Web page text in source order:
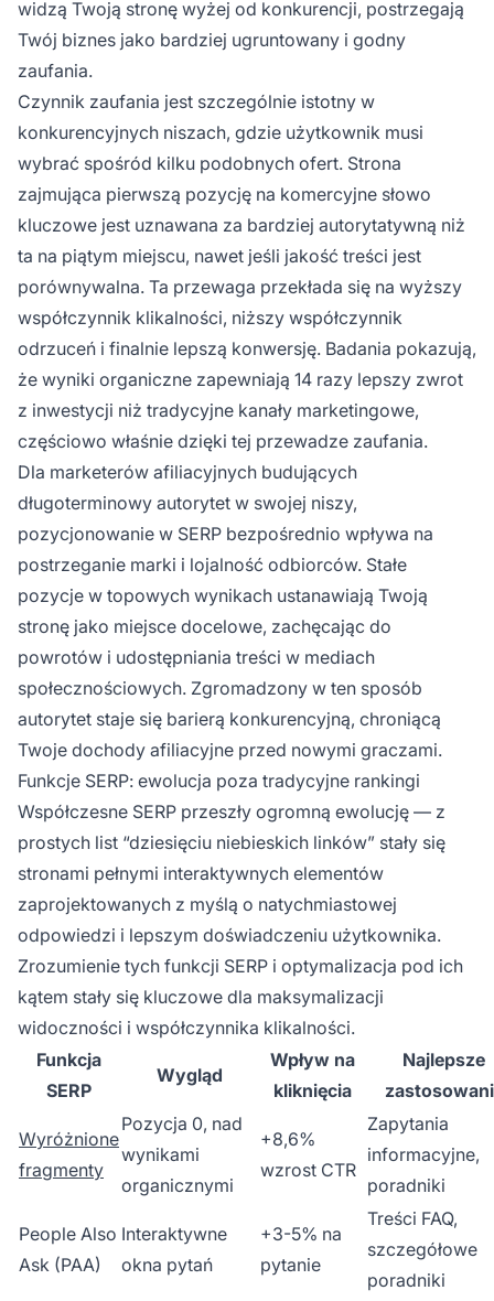
widzą Twoją stronę wyżej od konkurencji, postrzegają
Twój biznes jako bardziej ugruntowany i godny
zaufania.
Czynnik zaufania jest szczególnie istotny w
konkurencyjnych niszach, gdzie użytkownik musi
wybrać spośród kilku podobnych ofert. Strona
zajmująca pierwszą pozycję na komercyjne słowo
kluczowe jest uznawana za bardziej autorytatywną niż
ta na piątym miejscu, nawet jeśli jakość treści jest
porównywalna. Ta przewaga przekłada się na wyższy
współczynnik klikalności, niższy współczynnik
odrzuceń i finalnie lepszą konwersję. Badania pokazują,
że wyniki organiczne zapewniają 14 razy lepszy zwrot
z inwestycji niż tradycyjne kanały marketingowe,
częściowo właśnie dzięki tej przewadze zaufania.
Dla marketerów afiliacyjnych budujących
długoterminowy autorytet w swojej niszy,
pozycjonowanie w SERP bezpośrednio wpływa na
postrzeganie marki i lojalność odbiorców. Stałe
pozycje w topowych wynikach ustanawiają Twoją
stronę jako miejsce docelowe, zachęcając do
powrotów i udostępniania treści w mediach
społecznościowych. Zgromadzony w ten sposób
autorytet staje się barierą konkurencyjną, chroniącą
Twoje dochody afiliacyjne przed nowymi graczami.
Funkcje SERP: ewolucja poza tradycyjne rankingi
Współczesne SERP przeszły ogromną ewolucję — z
prostych list “dziesięciu niebieskich linków” stały się
stronami pełnymi interaktywnych elementów
zaprojektowanych z myślą o natychmiastowej
odpowiedzi i lepszym doświadczeniu użytkownika.
Zrozumienie tych funkcji SERP i optymalizacja pod ich
kątem stały się kluczowe dla maksymalizacji
widoczności i współczynnika klikalności.
Funkcja
SERP
Wygląd
Wpływ na
kliknięcia
Najlepsze
Wyróżnione
fragmenty
Pozycja 0, nad
wynikami
organicznymi
+8,6%
wzrost CTR
Zapytania
informacyjne,
poradniki
People Also
Ask (PAA)
Interaktywne
okna pytań
+3-5% na
pytanie
Treści FAQ,
szczegółowe
poradniki